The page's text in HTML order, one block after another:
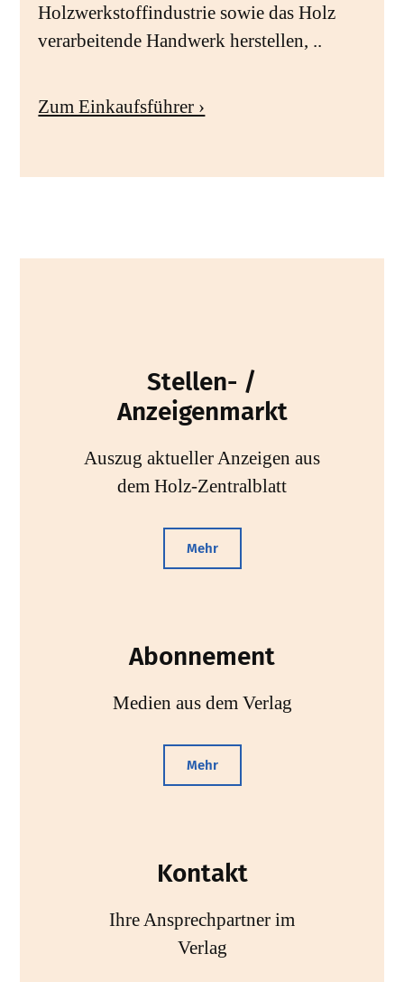
Holzwerkstoffindustrie sowie das Holz
verarbeitende Handwerk herstellen, ..
Zum Einkaufsführer ›
Stellen- /
Anzeigenmarkt
Auszug aktueller Anzeigen aus
dem Holz-Zentralblatt
Mehr
Abonnement
Medien aus dem Verlag
Mehr
Kontakt
Ihre Ansprechpartner im
Verlag